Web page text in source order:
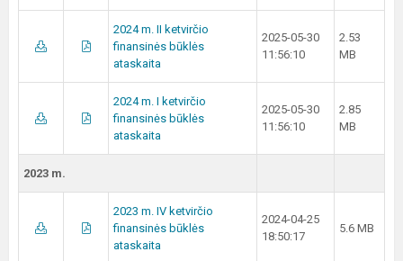
2024 m. II ketvirčio
finansinės būklės
ataskaita
2025-05-30
11:56:10
2.53
MB
2024 m. I ketvirčio
finansinės būklės
ataskaita
2025-05-30
11:56:10
2.85
MB
2023 m.
2023 m. IV ketvirčio
finansinės būklės
ataskaita
2024-04-25
18:50:17
5.6 MB